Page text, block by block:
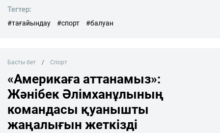
Тегтер:
#тағайындау #спорт #балуан
Басты бет Спорт
«Америкаға аттанамыз»:
Жәнібек Әлімханұлының
командасы қуанышты
жаңалығын жеткізді